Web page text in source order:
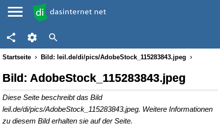
Startseite Bild: leil.de/di/pics/AdobeStock_115283843.jpeg
Bild: AdobeStock_115283843.jpeg
Diese Seite beschreibt das Bild
leil.de/di/pics/AdobeStock_115283843.jpeg. Weitere Informationen
zu diesem Bild erhalten sie auf der Seite.